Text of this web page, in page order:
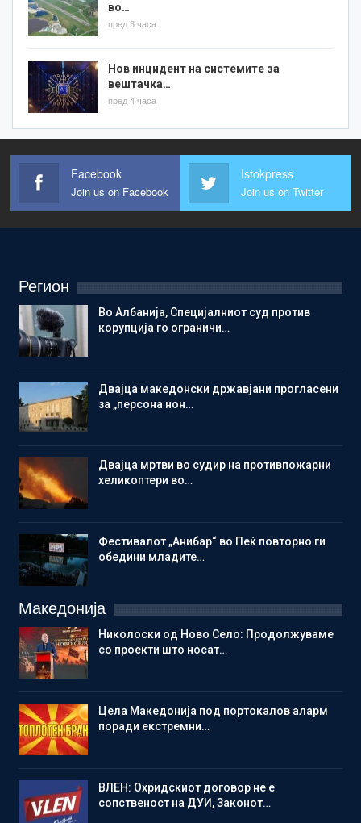
во…
пред 3 часа
Нов инцидент на системите за
вештачка…
пред 4 часа
Facebook
Join us on Facebook
Istokpress
Join us on Twitter
Регион
Во Албанија, Специјалниот суд против
корупција го ограничи…
Двајца македонски државјани прогласени
за „персона нон…
Двајца мртви во судир на противпожарни
хеликоптери во…
Фестивалот „Анибар“ во Пеќ повторно ги
обедини младите…
Македонија
Николоски од Ново Село: Продолжуваме
со проекти што носат…
Цела Македонија под портокалов аларм
поради екстремни…
ВЛЕН: Охридскиот договор не е
сопственост на ДУИ, Законот…